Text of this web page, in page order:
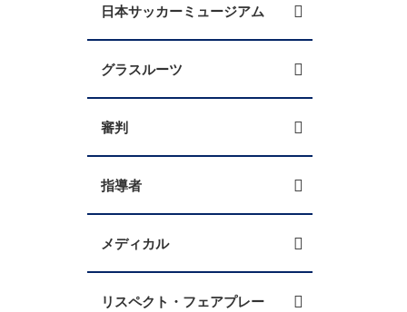
日本サッカーミュージアム
グラスルーツ
審判
指導者
メディカル
リスペクト・フェアプレー